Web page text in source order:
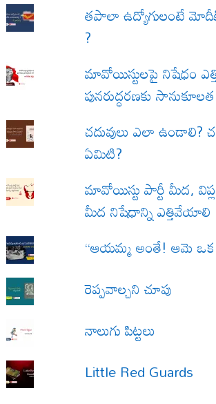
త‌పాలా ఉద్యోగులంటే మోదీకి
?
మావోయిస్టులపై నిషేధం
పునరుద్ధరణకు సానుకూలత
చదువులు ఎలా ఉండాలి?
ఏమిటి?
మావోయిస్టు పార్టీ మీద,
మీద నిషేధాన్ని ఎత్తివేయాలి
“ఆయమ్మ అంతే! ఆమె
రెప్పవాల్చని చూపు
నాలుగు పిట్టలు
Little Red Guards